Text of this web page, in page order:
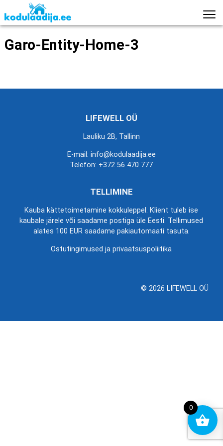
Garo-Entity-Home-3
LIFEWELL OÜ
Lauliku 2B, Tallinn
E-mail: info@kodulaadija.ee
Telefon: +372 56 470 777
TELLIMINE
Kauba kättetoimetamine kokkuleppel. Klient tuleb ise
kaubale järele või saadame postiga üle Eesti. Tellimused
alates 100 EUR saadame pakiautomaati tasuta.
Ostutingimused ja privaatsuspoliitika
© 2026 LIFEWELL OÜ
0